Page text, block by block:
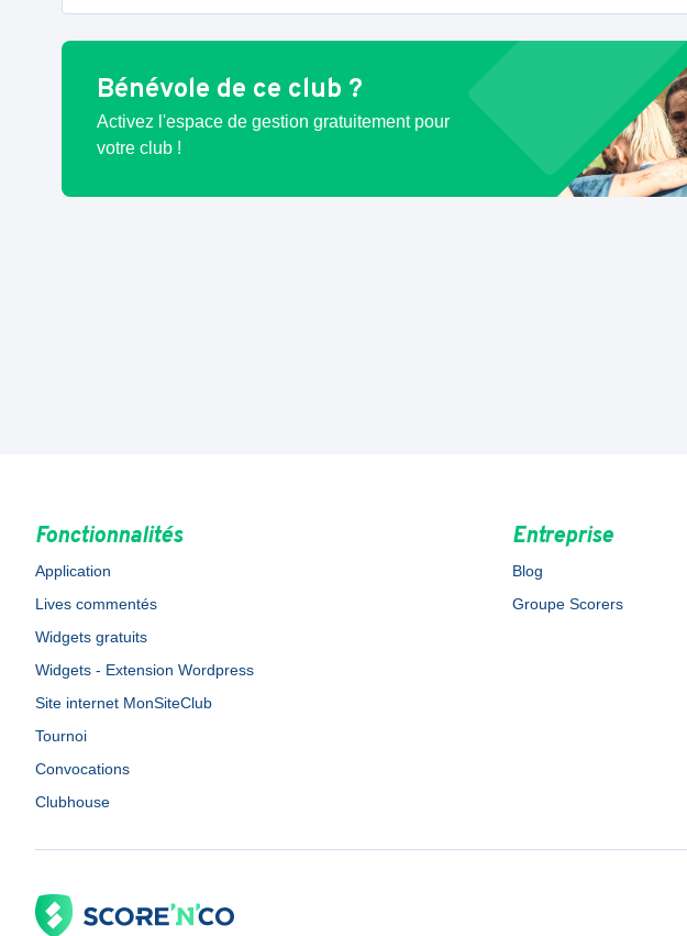
Bénévole de ce club ?
Activez l'espace de gestion gratuitement pour
votre club !
Fonctionnalités
Application
Lives commentés
Widgets gratuits
Widgets - Extension Wordpress
Site internet MonSiteClub
Tournoi
Convocations
Clubhouse
Entreprise
Blog
Groupe Scorers